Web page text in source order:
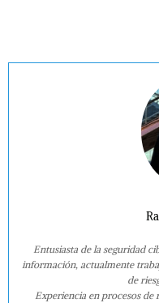
Entusiasta de la seguridad
información, actualmente
de
Experiencia en procesos